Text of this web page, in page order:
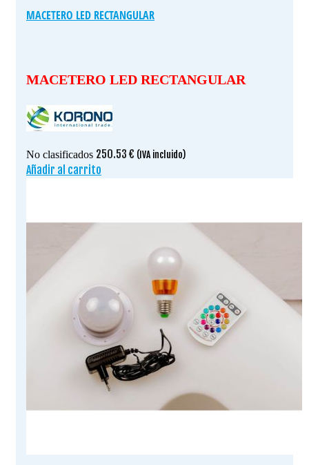
MACETERO LED RECTANGULAR
MACETERO LED RECTANGULAR
No clasificados 250.53 € (IVA incluido)
Añadir al carrito